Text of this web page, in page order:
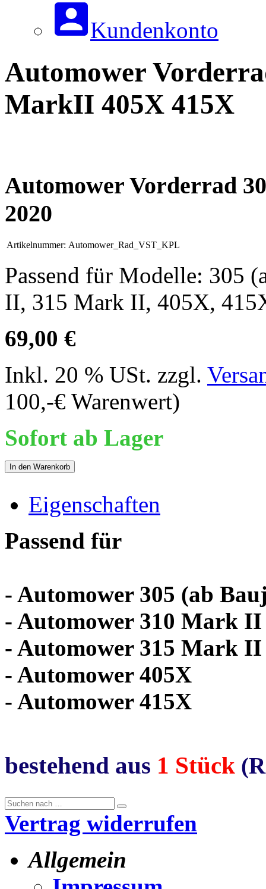
Kundenkonto
Automower
MarkII 405X 415X
Automower Vorderrad
2020
Artikelnummer: Automower_Rad_VST_KPL
Passend für Modelle: 305
II, 315 Mark II, 405X,
69,00 €
Inkl. 20 % USt. zzgl.
100,-€ Warenwert)
Sofort ab Lager
In den Warenkorb
Eigenschaften
Passend für
- Automower 305 (ab
- Automower 310 Mark II
- Automower 315 Mark II
- Automower 405X
- Automower 415X
bestehend aus 1 Stück
Vertrag widerrufen
Allgemein